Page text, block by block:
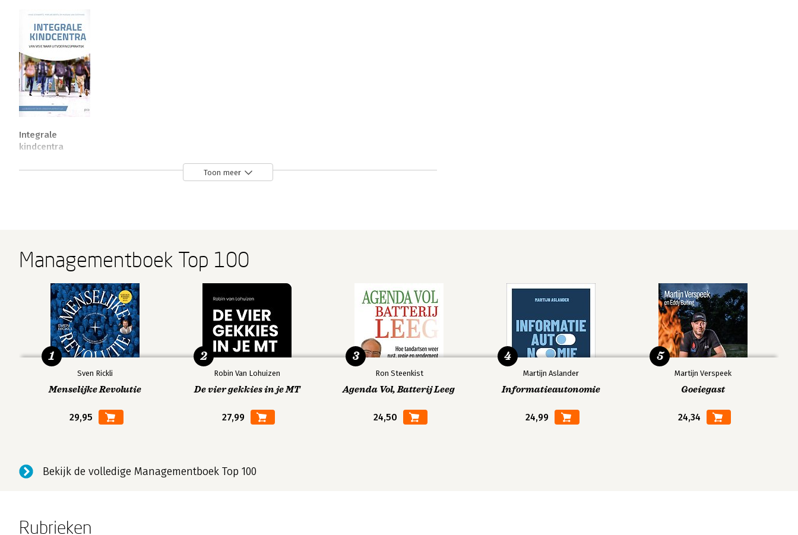
Integrale
kindcentra
Bekijk alle boeken Toon meer
Managementboek Top 100
Sven Rickli
Menselijke Revolutie
29,95
1
Robin Van Lohuizen
De vier gekkies in je MT
27,99
2
Ron Steenkist
Agenda Vol, Batterij Leeg
24,50
3
Martijn Aslander
Informatieautonomie
24,99
4
Martijn Verspeek
Goeiegast
24,34
5
Bekijk de volledige Managementboek Top 100
Rubrieken